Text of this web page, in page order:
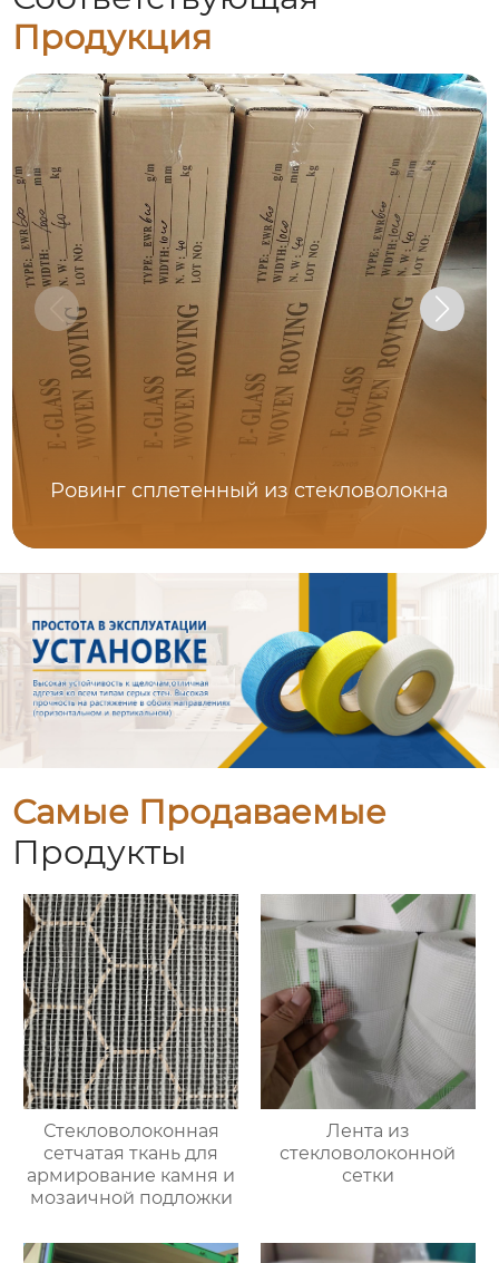
Продукция
Ровинг сплетенный из стекловолокна
Самые Продаваемые
Продукты
Стекловолоконная
сетчатая ткань для
армирование камня и
мозаичной подложки
Лента из
стекловолоконной
сетки